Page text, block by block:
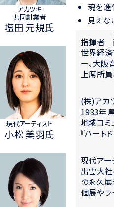
アカツキ
共同創業者
塩田 元規氏
現代アーティスト
小松 美羽氏
魂を進
見えな
指揮者
世界経済
ー、大
上席所員
(株)ア
1983年
地域コミ
『ハート
現代ア
出雲大社
の永久展
個展やラ